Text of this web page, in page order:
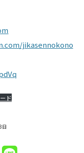
jikasennokono
ド
日